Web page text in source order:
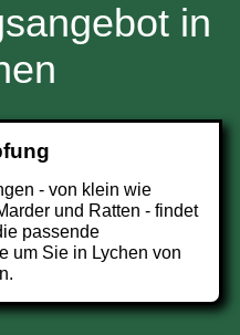
in
- von klein wie
und Ratten - findet
passende
um Sie in Lychen von